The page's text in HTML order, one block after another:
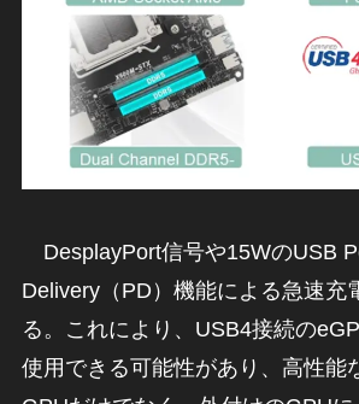
DesplayPort信号や15WのUSB
Delivery（PD）機能による急速充
る。これにより、USB4接続の
使用できる可能性があり、高性能